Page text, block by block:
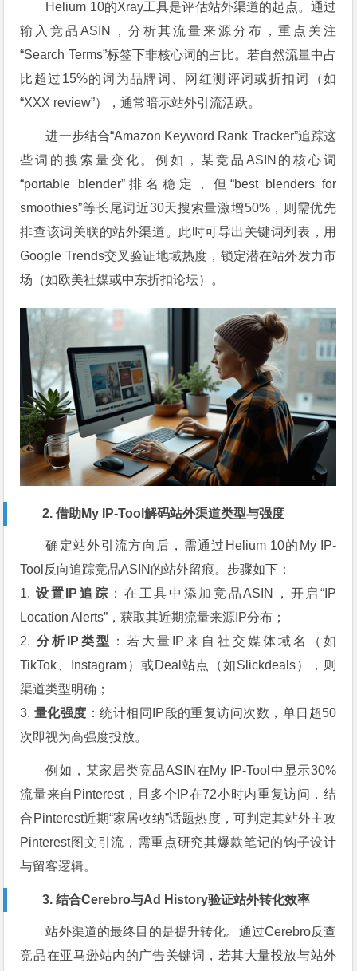
Helium 10的Xray工具是评估站外渠道的起点。通过
输入竞品ASIN，分析其流量来源分布，重点关注
“Search Terms”标签下非核心词的占比。若自然流量中占
比超过15%的词为品牌词、网红测评词或折扣词（如
“XXX review”），通常暗示站外引流活跃。
进一步结合“Amazon Keyword Rank Tracker”追踪这
些词的搜索量变化。例如，某竞品ASIN的核心词
“portable blender”排名稳定，但“best blenders for
smoothies”等长尾词近30天搜索量激增50%，则需优先
排查该词关联的站外渠道。此时可导出关键词列表，用
Google Trends交叉验证地域热度，锁定潜在站外发力市
场（如欧美社媒或中东折扣论坛）。
2. 借助My IP-Tool解码站外渠道类型与强度
确定站外引流方向后，需通过Helium 10的My IP-
Tool反向追踪竞品ASIN的站外留痕。步骤如下：
1.设置IP追踪 ：在工具中添加竞品ASIN，开启“IP
Location Alerts”，获取其近期流量来源IP分布；
2. 分析IP类型
：若大量IP来自社交媒体域名（如
TikTok、Instagram）或Deal站点（如Slickdeals），则
渠道类型明确；
3. 量化强度 ：统计相同IP段的重复访问次数，单日超50
次即视为高强度投放。
例如，某家居类竞品ASIN在My IP-Tool中显示30%
流量来自Pinterest，且多个IP在72小时内重复访问，结
合Pinterest近期“家居收纳”话题热度，可判定其站外主攻
Pinterest图文引流，需重点研究其爆款笔记的钩子设计
与留客逻辑。
3. 结合Cerebro与Ad History验证站外转化效率
站外渠道的最终目的是提升转化。通过Cerebro反查
竞品在亚马逊站内的广告关键词，若其大量投放与站外